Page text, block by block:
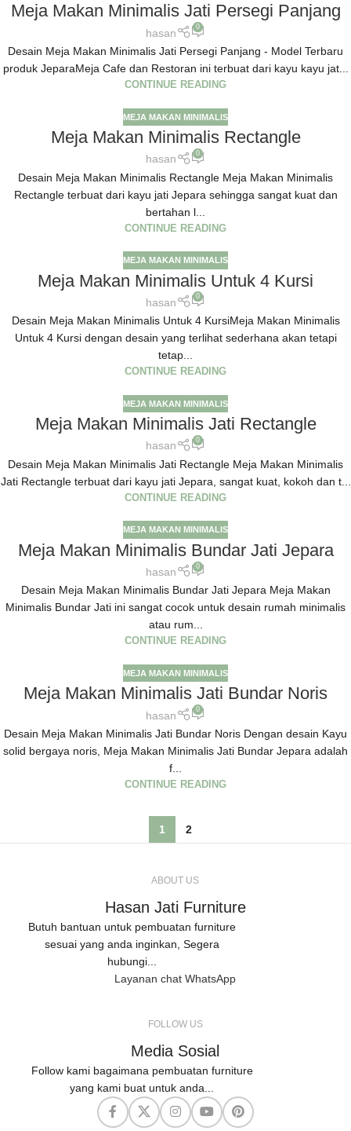
Meja Makan Minimalis Jati Persegi Panjang
hasan 0
Desain Meja Makan Minimalis Jati Persegi Panjang - Model Terbaru
produk JeparaMeja Cafe dan Restoran ini terbuat dari kayu kayu jat...
CONTINUE READING
MEJA MAKAN MINIMALIS
Meja Makan Minimalis Rectangle
hasan 0
Desain Meja Makan Minimalis Rectangle Meja Makan Minimalis
Rectangle terbuat dari kayu jati Jepara sehingga sangat kuat dan
bertahan l...
CONTINUE READING
MEJA MAKAN MINIMALIS
Meja Makan Minimalis Untuk 4 Kursi
hasan 0
Desain Meja Makan Minimalis Untuk 4 KursiMeja Makan Minimalis
Untuk 4 Kursi dengan desain yang terlihat sederhana akan tetapi
tetap...
CONTINUE READING
MEJA MAKAN MINIMALIS
Meja Makan Minimalis Jati Rectangle
hasan 0
Desain Meja Makan Minimalis Jati Rectangle Meja Makan Minimalis
Jati Rectangle terbuat dari kayu jati Jepara, sangat kuat, kokoh dan t...
CONTINUE READING
MEJA MAKAN MINIMALIS
Meja Makan Minimalis Bundar Jati Jepara
hasan 0
Desain Meja Makan Minimalis Bundar Jati Jepara Meja Makan
Minimalis Bundar Jati ini sangat cocok untuk desain rumah minimalis
atau rum...
CONTINUE READING
MEJA MAKAN MINIMALIS
Meja Makan Minimalis Jati Bundar Noris
hasan 0
Desain Meja Makan Minimalis Jati Bundar Noris Dengan desain Kayu
solid bergaya noris, Meja Makan Minimalis Jati Bundar Jepara adalah
f...
CONTINUE READING
1 2
ABOUT US
Hasan Jati Furniture
Butuh bantuan untuk pembuatan furniture
sesuai yang anda inginkan, Segera
hubungi...
Layanan chat WhatsApp
FOLLOW US
Media Sosial
Follow kami bagaimana pembuatan furniture
yang kami buat untuk anda...